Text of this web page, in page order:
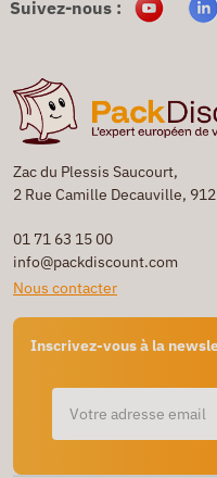
Zac du Plessis Saucourt,
2 Rue Camille Decauville,
01 71 63 15 00
info@packdiscount.com
Nous contacter
Inscrivez-vous à la
Suivez-nous :